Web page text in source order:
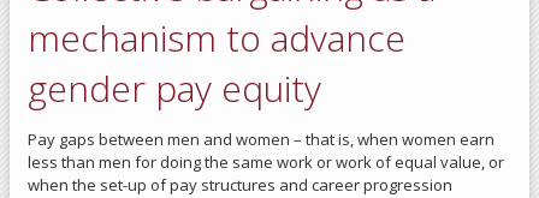
mechanism to advance
gender pay equity
Pay gaps between men and women – that is, when women earn
less than men for doing the same work or work of equal value, or
when the set-up of pay structures and career progression